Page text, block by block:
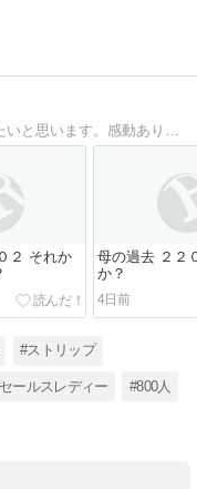
２ それか
母の過去 ２２
か？
4日前
#ストリップ
ールスレディー #800人